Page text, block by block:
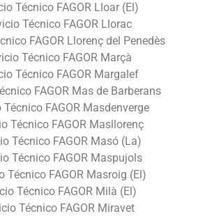
Técnico FAGOR Lloar (El)
Técnico FAGOR Llorac
FAGOR Llorenç del Penedès
Técnico FAGOR Marçà
Técnico FAGOR Margalef
FAGOR Mas de Barberans
Técnico FAGOR Masdenverge
Técnico FAGOR Masllorenç
Técnico FAGOR Masó (La)
Técnico FAGOR Maspujols
Técnico FAGOR Masroig (El)
Técnico FAGOR Milà (El)
Técnico FAGOR Miravet